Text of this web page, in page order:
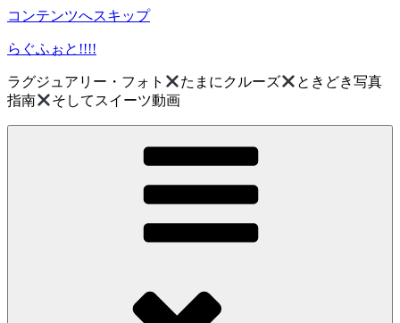
コンテンツへスキップ
らぐふぉと!!!!
ラグジュアリー・フォト たまにクルーズ
ときどき写真
指南
そしてスイーツ動画